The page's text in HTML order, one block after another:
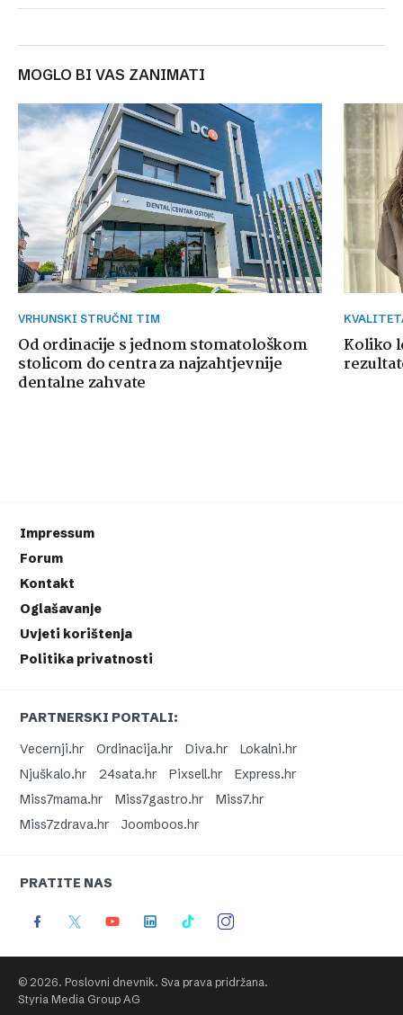
MOGLO BI VAS ZANIMATI
VRHUNSKI STRUČNI TIM
Od ordinacije s jednom stomatološkom
stolicom do centra za najzahtjevnije
dentalne zahvate
Koliko
Impressum
Forum
Kontakt
Oglašavanje
Uvjeti korištenja
Politika privatnosti
PARTNERSKI PORTALI:
Vecernji.hr
Ordinacija.hr Diva.hr
Lokalni.hr
Njuškalo.hr
24sata.hr Pixsell.hr
Express.hr
Miss7mama.hr
Miss7gastro.hr
Miss7.hr
Miss7zdrava.hr
Joomboos.hr
PRATITE NAS
© 2026. Poslovni dnevnik. Sva prava pridržana.
Styria Media Group AG